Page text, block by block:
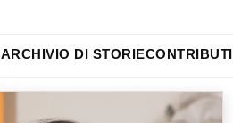
ARCHIVIO DI STORIECONTRIBUTI